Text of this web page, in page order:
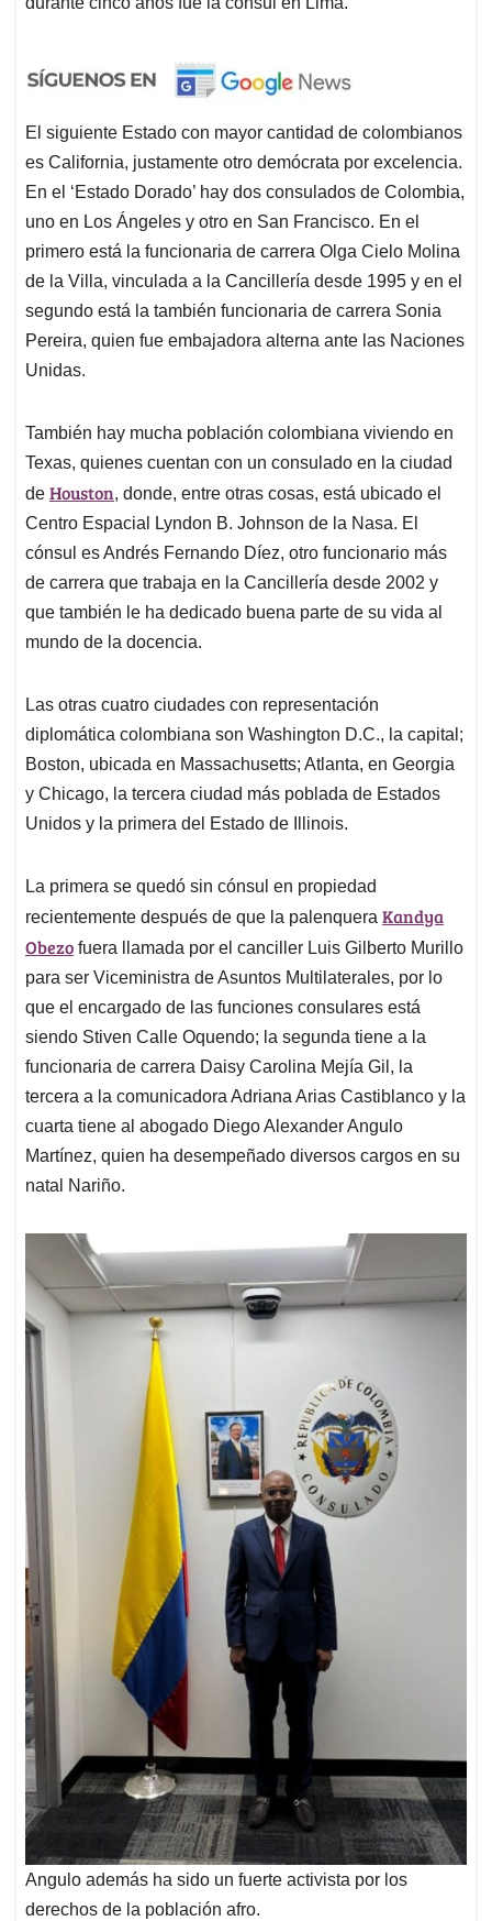
El siguiente Estado con mayor cantidad de colombianos
es California, justamente otro demócrata por excelencia.
En el ‘Estado Dorado’ hay dos consulados de Colombia,
uno en Los Ángeles y otro en San Francisco. En el
primero está la funcionaria de carrera Olga Cielo Molina
de la Villa, vinculada a la Cancillería desde 1995 y en el
segundo está la también funcionaria de carrera Sonia
Pereira, quien fue embajadora alterna ante las Naciones
Unidas.
También hay mucha población colombiana viviendo en
Texas, quienes cuentan con un consulado en la ciudad
de Houston, donde, entre otras cosas, está ubicado el
Centro Espacial Lyndon B. Johnson de la Nasa. El
cónsul es Andrés Fernando Díez, otro funcionario más
de carrera que trabaja en la Cancillería desde 2002 y
que también le ha dedicado buena parte de su vida al
mundo de la docencia.
Las otras cuatro ciudades con representación
diplomática colombiana son Washington D.C., la capital;
Boston, ubicada en Massachusetts; Atlanta, en Georgia
y Chicago, la tercera ciudad más poblada de Estados
Unidos y la primera del Estado de Illinois.
La primera se quedó sin cónsul en propiedad
recientemente después de que la palenquera Kandya
Obezo fuera llamada por el canciller Luis Gilberto Murillo
para ser Viceministra de Asuntos Multilaterales, por lo
que el encargado de las funciones consulares está
siendo Stiven Calle Oquendo; la segunda tiene a la
funcionaria de carrera Daisy Carolina Mejía Gil, la
tercera a la comunicadora Adriana Arias Castiblanco y la
cuarta tiene al abogado Diego Alexander Angulo
Martínez, quien ha desempeñado diversos cargos en su
natal Nariño.
Angulo además ha sido un fuerte activista por los
derechos de la población afro.